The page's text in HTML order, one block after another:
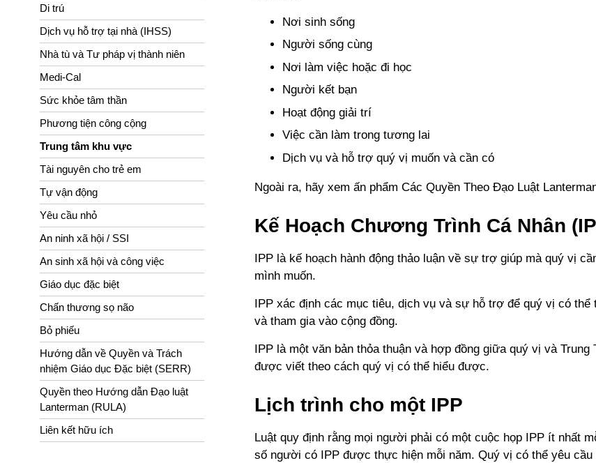
Di trú
Dịch vụ hỗ trợ tại nhà (IHSS)
Nhà tù và Tư pháp vị thành niên
Medi-Cal
Sức khỏe tâm thần
Phương tiện công cộng
Trung tâm khu vực
Tài nguyên cho trẻ em
Tự vận động
Yêu cầu nhỏ
An ninh xã hội / SSI
An sinh xã hội và công việc
Giáo dục đặc biệt
Chấn thương sọ não
Bỏ phiếu
Hướng dẫn về Quyền và Trách
nhiệm Giáo dục Đặc biệt (SERR)
Quyền theo Hướng dẫn Đạo luật
Lanterman (RULA)
Liên kết hữu ích
Nơi sinh sống
Người sống cùng
Nơi làm việc hoặc đi học
Người kết bạn
Hoạt động giải trí
Việc cần làm trong tương lai
Dịch vụ và hỗ trợ quý vị muốn và cần có
Ngoài ra, hãy xem ấn phẩm Các Quyền Theo Đạo Luật
Kế Hoạch Chương Trình Cá Nhân
IPP là kế hoạch hành động thảo luận về sự trợ giúp mà quý vị
mình muốn.
IPP xác định các mục tiêu, dịch vụ và sự hỗ trợ để quý vị có thể
và tham gia vào cộng đồng.
IPP là một văn bản thỏa thuận và hợp đồng giữa quý vị và Trung
được viết theo cách quý vị có thể hiểu được.
Lịch trình cho một IPP
Luật quy định rằng mọi người phải có một cuộc họp IPP ít nhất
số người có IPP được thực hiện mỗi năm. Quý vị có thể yêu cầu